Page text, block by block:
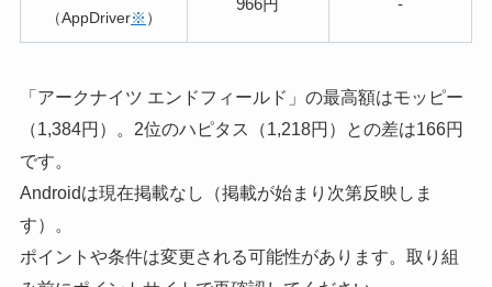
（AppDriver※ ）
「アークナイツ エンドフィールド」の最高額はモッピー
（1,384円）。2位のハピタス（1,218円）との差は166円
です。
Androidは現在掲載なし（掲載が始まり次第反映しま
す）。
ポイントや条件は変更される可能性があります。取り組